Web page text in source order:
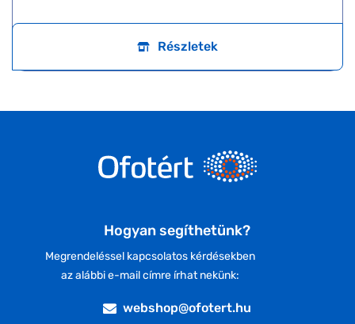
Részletek
Hogyan segíthetünk?
Megrendeléssel kapcsolatos kérdésekben
az alábbi e-mail címre írhat nekünk:
webshop@ofotert.hu